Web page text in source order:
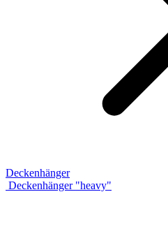
Deckenhänger
Deckenhänger "heavy"